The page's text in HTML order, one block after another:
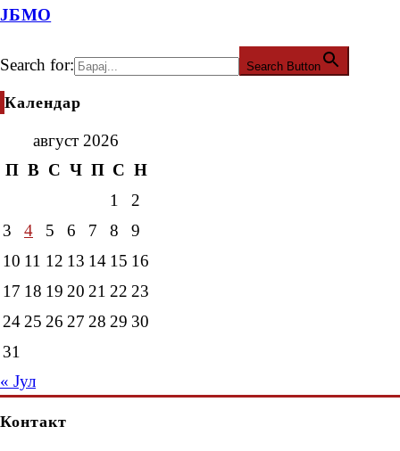
ЈБМО
Search for: Search Button
Календар
август 2026
П В С Ч П С Н
1
2
3
4 5 6 7 8
9
10 11 12 13 14 15 16
17 18 19 20 21 22 23
24 25 26 27 28 29 30
31
« Јул
Контакт